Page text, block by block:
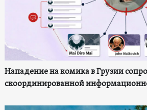
Нападение на комика в Грузии
скоординированной